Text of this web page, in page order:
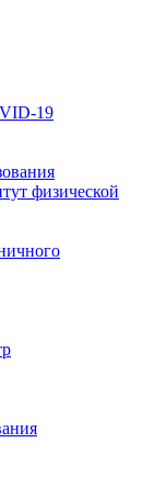
19
физической